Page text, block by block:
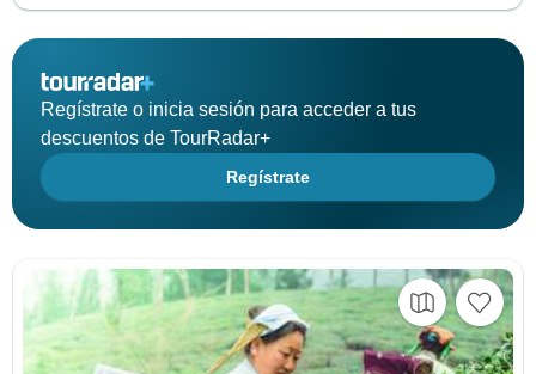
Regístrate o inicia sesión para acceder a tus
descuentos de TourRadar+
Regístrate